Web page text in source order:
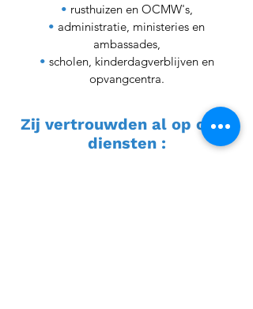
• rusthuizen en OCMW's,
• administratie, ministeries en
ambassades,
• scholen, kinderdagverblijven en
opvangcentra.
Zij vertrouwden al op onze
diensten :